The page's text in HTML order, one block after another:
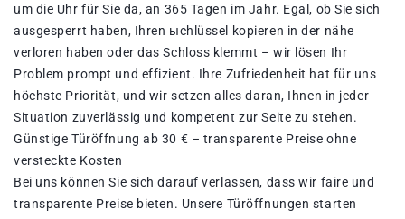
um die Uhr für Sie da, an 365 Tagen im Jahr. Egal, ob Sie sich
ausgesperrt haben, Ihren ыchlüssel kopieren in der nähe
verloren haben oder das Schloss klemmt – wir lösen Ihr
Problem prompt und effizient. Ihre Zufriedenheit hat für uns
höchste Priorität, und wir setzen alles daran, Ihnen in jeder
Situation zuverlässig und kompetent zur Seite zu stehen.
Günstige Türöffnung ab 30 € – transparente Preise ohne
versteckte Kosten
Bei uns können Sie sich darauf verlassen, dass wir faire und
transparente Preise bieten. Unsere Türöffnungen starten